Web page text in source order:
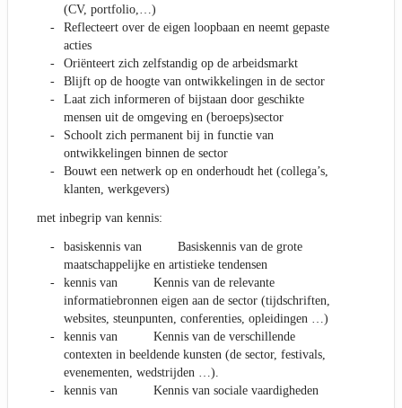
(CV, portfolio,…)
Reflecteert over de eigen loopbaan en neemt gepaste
acties
Oriënteert zich zelfstandig op de arbeidsmarkt
Blijft op de hoogte van ontwikkelingen in de sector
Laat zich informeren of bijstaan door geschikte
mensen uit de omgeving en (beroeps)sector
Schoolt zich permanent bij in functie van
ontwikkelingen binnen de sector
Bouwt een netwerk op en onderhoudt het (collega’s,
klanten, werkgevers)
met inbegrip van kennis:
basiskennis van Basiskennis van de grote
maatschappelijke en artistieke tendensen
kennis van Kennis van de relevante
informatiebronnen eigen aan de sector (tijdschriften,
websites, steunpunten, conferenties, opleidingen …)
kennis van Kennis van de verschillende
contexten in beeldende kunsten (de sector, festivals,
evenementen, wedstrijden …).
kennis van Kennis van sociale vaardigheden